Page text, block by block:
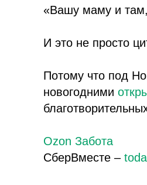
«Вашу маму и
И это не просто
Потому что под
новогодними
Ozon Забота
СберВместе –